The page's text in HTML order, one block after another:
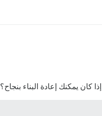
كان يمكنك إعادة البناء بنجاح؟